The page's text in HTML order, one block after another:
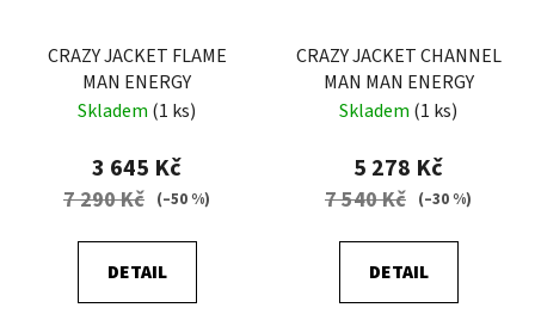
CRAZY JACKET FLAME
MAN ENERGY
Skladem (1 ks)
3 645 Kč
7 290 Kč (–50 %)
DETAIL
CRAZY JACKET CHANNEL
MAN MAN ENERGY
Skladem (1 ks)
5 278 Kč
7 540 Kč (–30 %)
DETAIL